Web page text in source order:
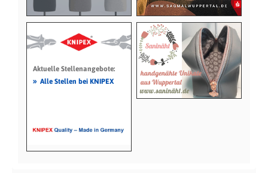
Aktuelle Stellenangebote:
» Alle Stellen bei KNIPEX